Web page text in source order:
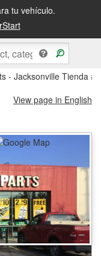
tu vehículo.
en la tienda
- Jacksonville Tienda
View page in English